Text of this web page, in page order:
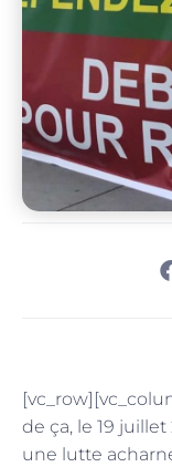
de ça, le 19
une lutte